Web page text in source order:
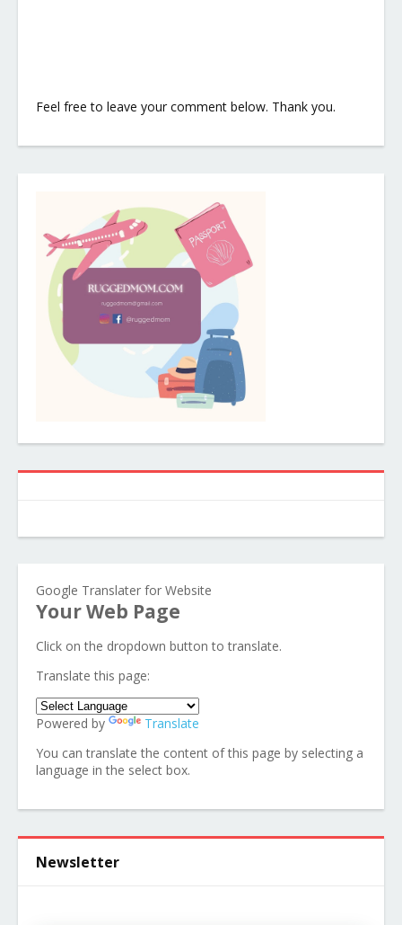
Feel free to leave your comment below. Thank you.
Google Translater for Website
Your Web Page
Click on the dropdown button to translate.
Translate this page:
Powered by
Translate
You can translate the content of this page by selecting a
language in the select box.
Newsletter